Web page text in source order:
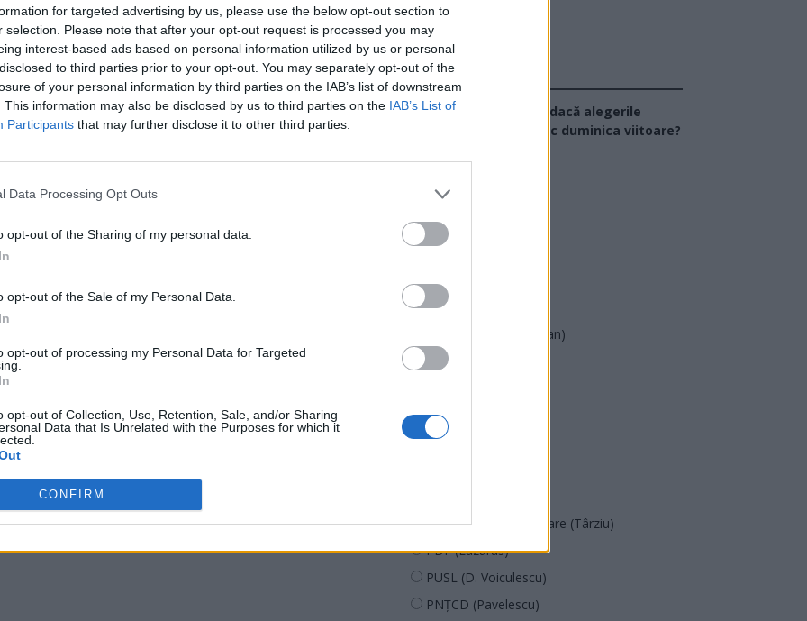
for targeted advertising by us, please use the below opt-out section to
selection. Please note that after your opt-out request is processed you may
interest-based ads based on personal information utilized by us or personal
to third parties prior to your opt-out. You may separately opt-out of the
of your personal information by third parties on the IAB’s list of downstream
This information may also be disclosed by us to third parties on the IAB’s List of
Participants that may further disclose it to other third parties.
Data Processing Opt Outs
opt-out of the Sharing of my personal data.
opt-out of the Sale of my Personal Data.
opt-out of processing my Personal Data for Targeted
opt-out of Collection, Use, Retention, Sale, and/or Sharing
Data that Is Unrelated with the Purposes for which it
CONFIRM
Sondaj
Ce partid ați vota dacă alegerile
parlamentare ar avea loc duminica viitoare?
PNL
PSD
PMP (Tomac)
Forța Dreptei (L. Orban)
PNȚMM
SENS
SOS (Șoșoacă)
Acțiunea Conservatoare (Târziu)
PDF (Lazarus)
PUSL (D. Voiculescu)
PNȚCD (Pavelescu)